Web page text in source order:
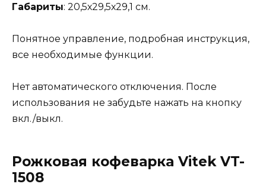
Габариты: 20,5х29,5х29,1 см.
Понятное управление, подробная инструкция,
все необходимые функции.
Нет автоматического отключения. После
использования не забудьте нажать на кнопку
вкл./выкл.
Рожковая кофеварка Vitek VT-
1508